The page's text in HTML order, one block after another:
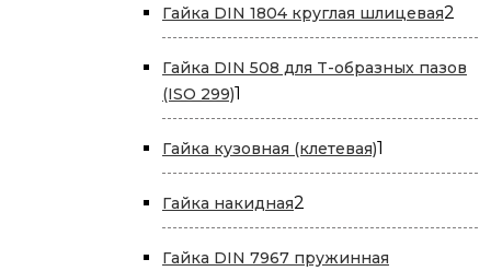
Гайка DIN 1804 круглая шлицевая2
Гайка DIN 508 для T-образных пазов
(ISO 299)1
товар
Гайка кузовная (клетевая)1
товар
Гайка накидная2
товара
Гайка DIN 7967 пружинная